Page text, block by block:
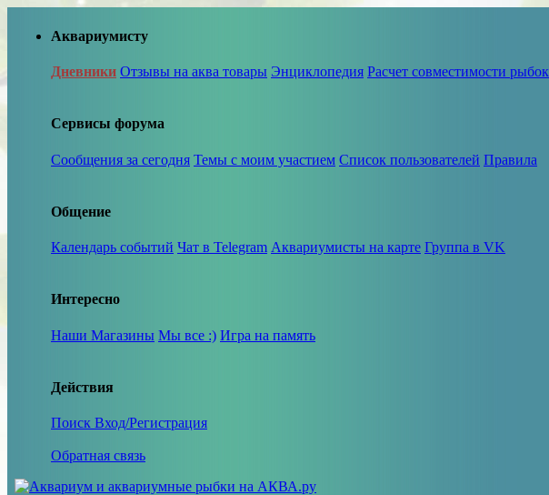
Аквариумисту
Дневники Отзывы на аква товары Энциклопедия Расчет совместимости рыбок
Сервисы форума
Сообщения за сегодня Темы с моим участием Список пользователей Правила
Общение
Календарь событий Чат в Telegram Аквариумисты на карте Группа в VK
Интересно
Наши Магазины Мы все :) Игра на память
Действия
Поиск Вход/Регистрация
Обратная связь